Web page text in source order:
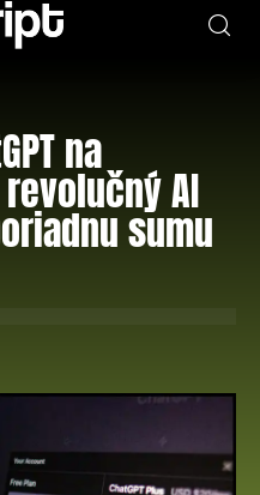
na
AI
sumu